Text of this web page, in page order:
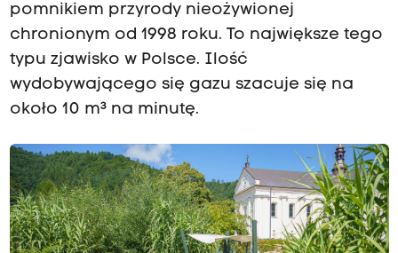
pomnikiem przyrody nieożywionej
chronionym od 1998 roku. To największe tego
typu zjawisko w Polsce. Ilość
wydobywającego się gazu szacuje się na
około 10 m³ na minutę.